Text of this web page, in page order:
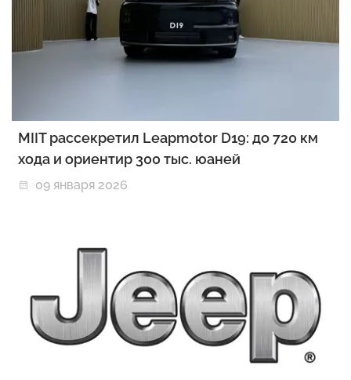
MIIT рассекретил Leapmotor D19: до 720 км
хода и ориентир 300 тыс. юаней
09 января 2026